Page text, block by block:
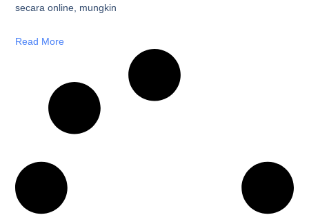
secara online, mungkin
Read More